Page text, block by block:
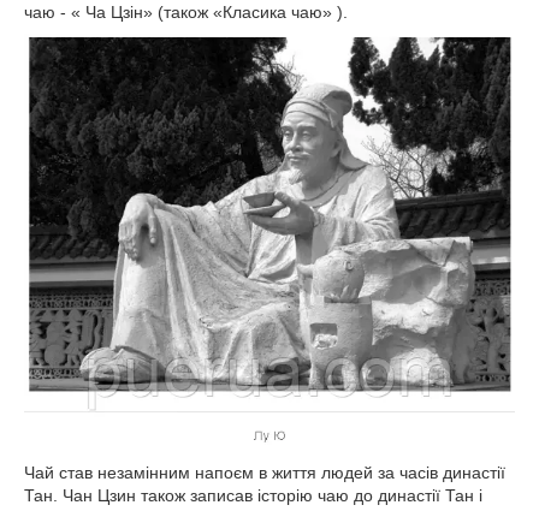
чаю - « Ча Цзін» (також «Класика чаю» ).
Чай став незамінним напоєм в життя людей за часів династії
Тан. Чан Цзин також записав історію чаю до династії Тан і